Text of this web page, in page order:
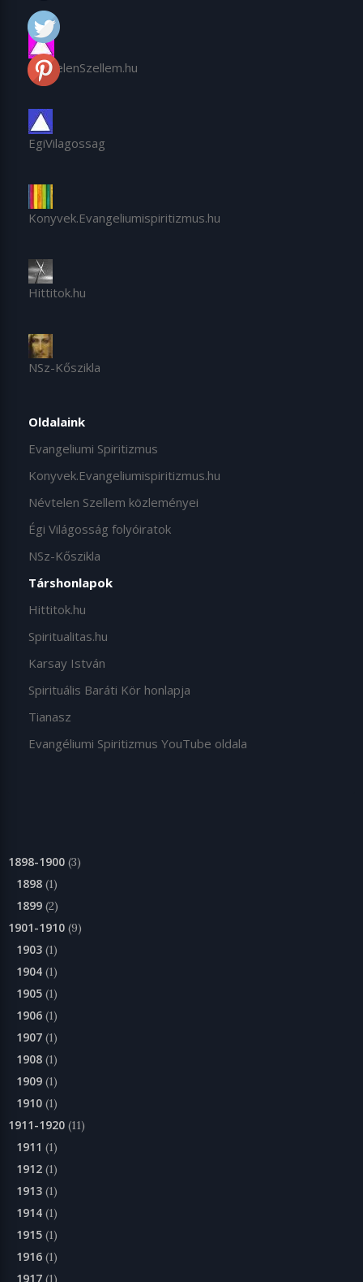
NevtelenSzellem.hu
EgiVilagossag
Konyvek.Evangeliumispiritizmus.hu
Hittitok.hu
NSz-Kőszikla
Oldalaink
Evangeliumi Spiritizmus
Konyvek.Evangeliumispiritizmus.hu
Névtelen Szellem közleményei
Égi Világosság folyóiratok
NSz-Kőszikla
Társhonlapok
Hittitok.hu
Spiritualitas.hu
Karsay István
Spirituális Baráti Kör honlapja
Tianasz
Evangéliumi Spiritizmus YouTube oldala
1898-1900 (3)
1898 (1)
1899 (2)
1901-1910 (9)
1903 (1)
1904 (1)
1905 (1)
1906 (1)
1907 (1)
1908 (1)
1909 (1)
1910 (1)
1911-1920 (11)
1911 (1)
1912 (1)
1913 (1)
1914 (1)
1915 (1)
1916 (1)
1917